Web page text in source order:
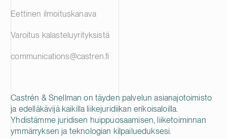
Castrén & Snellman on täyden palvelun asianajotoimisto
ja edelläkävijä kaikilla liikejuridiikan erikoisaloilla.
Yhdistämme juridisen huippuosaamisen, liiketoiminnan
ymmärryksen ja teknologian kilpailueduksesi.
Eettinen ilmoituskanava
Varoitus kalasteluyrityksistä
communications@castren.fi